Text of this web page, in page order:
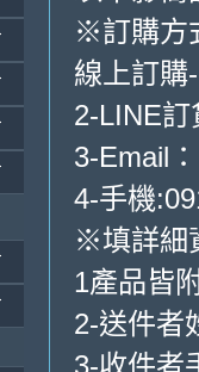
※訂購方
線上訂購
2-LINE
3-Email
4-手機
※填詳細
1產品皆
2-送件者
3-收件者